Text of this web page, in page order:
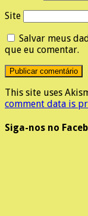
Site
Salvar meus
que eu comentar.
This site uses
comment data is
Siga-nos no